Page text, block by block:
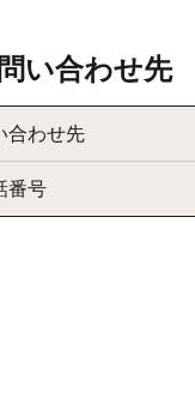
問い合わせ先
合わせ先
番号